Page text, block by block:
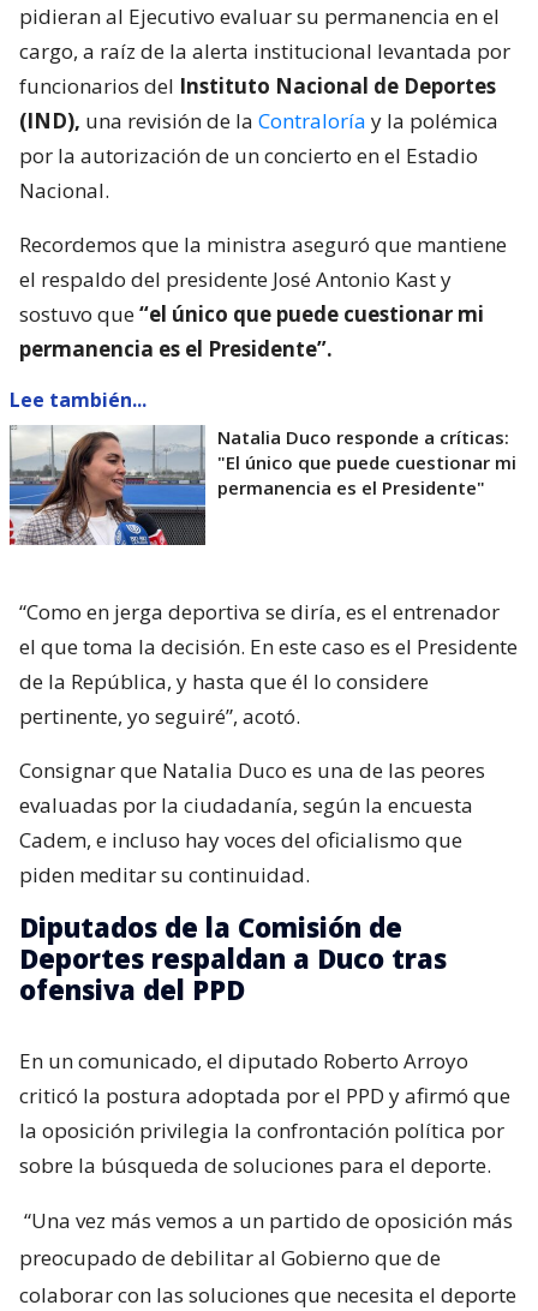
pidieran al Ejecutivo evaluar su permanencia en el
cargo, a raíz de la alerta institucional levantada por
funcionarios del Instituto Nacional de Deportes
(IND), una revisión de la Contraloría y la polémica
por la autorización de un concierto en el Estadio
Nacional.
Recordemos que la ministra aseguró que mantiene
el respaldo del presidente José Antonio Kast y
sostuvo que“el único que puede cuestionar mi
permanencia es el Presidente”.
Lee también...
Natalia Duco responde a críticas:
"El único que puede cuestionar mi
permanencia es el Presidente"
“Como en jerga deportiva se diría, es el entrenador
el que toma la decisión. En este caso es el Presidente
de la República, y hasta que él lo considere
pertinente, yo seguiré”, acotó.
Consignar que Natalia Duco es una de las peores
evaluadas por la ciudadanía, según la encuesta
Cadem, e incluso hay voces del oficialismo que
piden meditar su continuidad.
Diputados de la Comisión de
Deportes respaldan a Duco tras
ofensiva del PPD
En un comunicado, el diputado Roberto Arroyo
criticó la postura adoptada por el PPD y afirmó que
la oposición privilegia la confrontación política por
sobre la búsqueda de soluciones para el deporte.
“Una vez más vemos a un partido de oposición más
preocupado de debilitar al Gobierno que de
colaborar con las soluciones que necesita el deporte